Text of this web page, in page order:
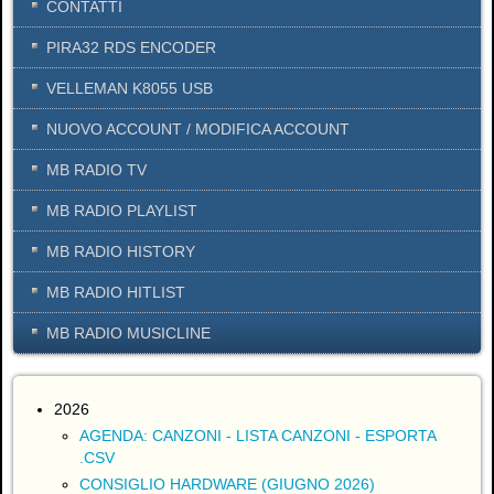
CONTATTI
PIRA32 RDS ENCODER
VELLEMAN K8055 USB
NUOVO ACCOUNT / MODIFICA ACCOUNT
MB RADIO TV
MB RADIO PLAYLIST
MB RADIO HISTORY
MB RADIO HITLIST
MB RADIO MUSICLINE
2026
AGENDA: CANZONI - LISTA CANZONI - ESPORTA
.CSV
CONSIGLIO HARDWARE (GIUGNO 2026)